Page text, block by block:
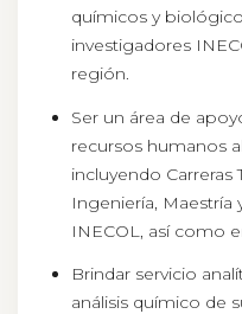
químicos y
investigadores
región.
Ser un área de
recursos humanos
incluyendo Carreras
Ingeniería,
INECOL, así como
Brindar servicio
análisis químico de